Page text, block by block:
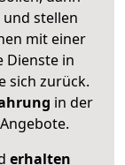
stellen
mit einer
Dienste in
sich zurück.
in der
erhalten